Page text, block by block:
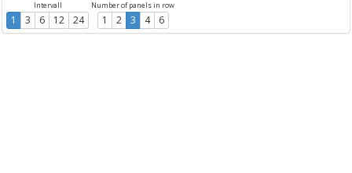
Intervall
1 3 6 12 24
Number of panels in row
1 2 3 4 6